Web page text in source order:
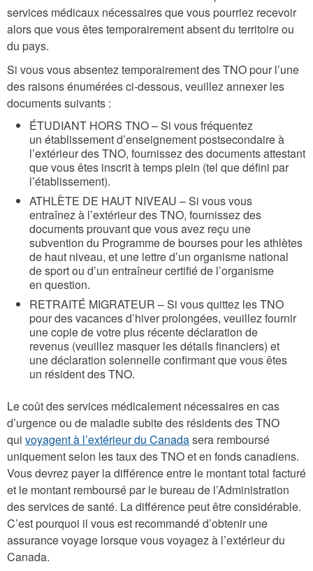
services médicaux nécessaires que vous pourriez recevoir
alors que vous êtes temporairement absent du territoire ou
du pays.
Si vous vous absentez temporairement des TNO pour l’une
des raisons énumérées ci-dessous, veuillez annexer les
documents suivants :
ÉTUDIANT HORS TNO – Si vous fréquentez
un établissement d’enseignement postsecondaire à
l’extérieur des TNO, fournissez des documents attestant
que vous êtes inscrit à temps plein (tel que défini par
l’établissement).
ATHLÈTE DE HAUT NIVEAU – Si vous vous
entraînez à l’extérieur des TNO, fournissez des
documents prouvant que vous avez reçu une
subvention du Programme de bourses pour les athlètes
de haut niveau, et une lettre d’un organisme national
de sport ou d’un entraîneur certifié de l’organisme
en question.
RETRAITÉ MIGRATEUR – Si vous quittez les TNO
pour des vacances d’hiver prolongées, veuillez fournir
une copie de votre plus récente déclaration de
revenus (veuillez masquer les détails financiers) et
une déclaration solennelle confirmant que vous êtes
un résident des TNO.
Le coût des services médicalement nécessaires en cas
d’urgence ou de maladie subite des résidents des TNO
qui voyagent à l’extérieur du Canadasera remboursé
uniquement selon les taux des TNO et en fonds canadiens.
Vous devrez payer la différence entre le montant total facturé
et le montant remboursé par le bureau de l’Administration
des services de santé. La différence peut être considérable.
C’est pourquoi il vous est recommandé d’obtenir une
assurance voyage lorsque vous voyagez à l’extérieur du
Canada.